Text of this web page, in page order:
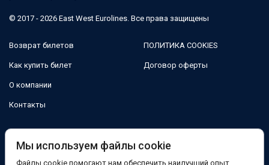
© 2017 - 2026 East West Eurolines. Все права защищены
Возврат билетов
Как купить билет
О компании
Контакты
ПОЛИТИКА COOKIES
Договор оферты
Мы используем файлы cookie
Файлы cookie помогают нам обеспечить наилучший опыт